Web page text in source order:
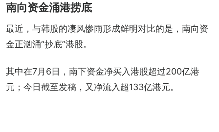
南向资金涌港捞底
最近，与韩股的凄风惨雨形成鲜明对比的是，南向资
金正汹涌“抄底”港股。
其中在7月6日，南下资金净买入港股超过200亿港
元；今日截至发稿，又净流入超133亿港元。